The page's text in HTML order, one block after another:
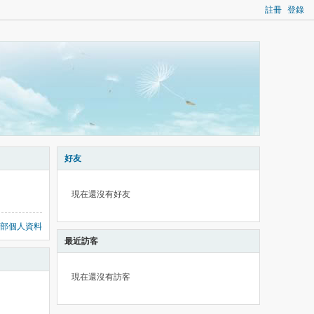
註冊 登錄
個人資料
好友
現在還沒有好友
最近訪客
現在還沒有訪客